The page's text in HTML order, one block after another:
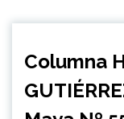
Columna